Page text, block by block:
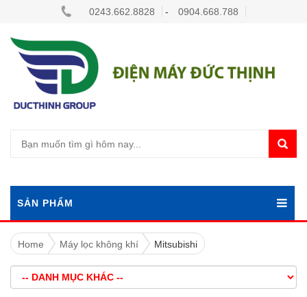
0243.662.8828 - 0904.668.788
SẢN PHẨM
Home Máy lọc không khí Mitsubishi